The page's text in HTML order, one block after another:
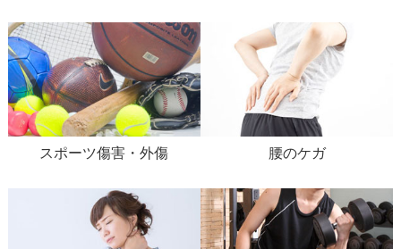
スポーツ傷害・外傷 腰のケガ